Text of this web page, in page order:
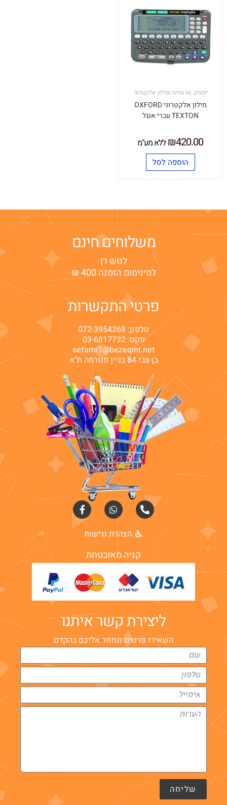
יומנים ,ארגוניות ומילון אלקטרוני
מילון אלקטרוני OXFORD
TEXTON עברי אנגל
₪420.00 ללא מע"מ
הוספה לסל
משלוחים חינם
לגוש דן
למינימום הזמנה 400 ₪
פרטי התקשרות
טלפון: 072-3954268
פקס: 03-6817732
sefami1@bezeqint.net
בן-צבי 84 בניין פנורמה ת"א
הצהרת נגישות
קניה מאובטחת
ליצירת קשר איתנו
השאירו פרטים ונחזור אליכם בהקדם
שליחה